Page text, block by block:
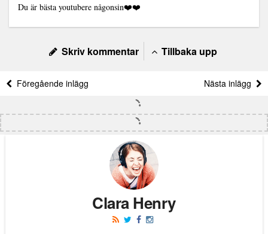
Du är bästa youtubere någonsin❤️❤️
Skriv kommentar Tillbaka upp
Föregående inlägg Nästa inlägg
Clara Henry